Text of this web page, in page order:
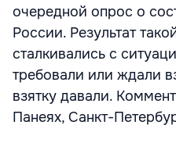
очередной опрос о
России. Результат
сталкивались с
требовали или ждали
взятку давали.
Панеях, Санкт-